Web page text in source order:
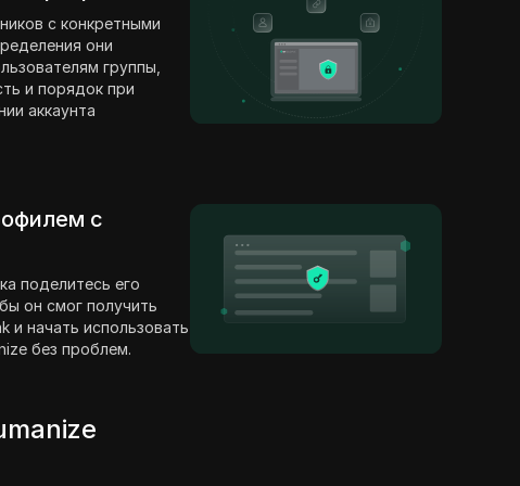
с конкретными
они
группы,
и порядок при
аккаунта
с
поделитесь его
он смог получить
и начать использовать
без проблем.